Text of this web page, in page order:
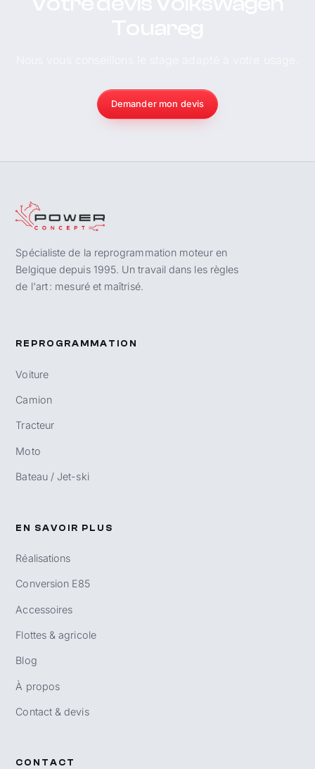
Demander mon devis
Spécialiste de la reprogrammation moteur en
Belgique depuis 1995. Un travail dans les règles
de l'art : mesuré et maîtrisé.
REPROGRAMMATION
Voiture
Camion
Tracteur
Moto
Bateau / Jet-ski
EN SAVOIR PLUS
Réalisations
Conversion E85
Accessoires
Flottes & agricole
Blog
À propos
Contact & devis
CONTACT